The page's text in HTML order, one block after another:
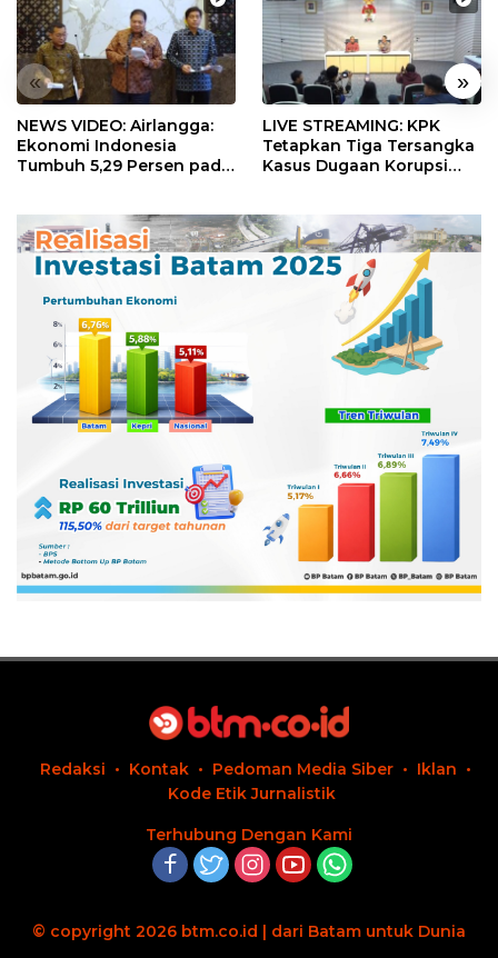
« »
NEWS VIDEO: Airlangga:
Ekonomi Indonesia
Tumbuh 5,29 Persen pada
LIVE STREAMING: KPK
Tetapkan Tiga Tersangka
Kasus Dugaan Korupsi
Redaksi Kontak Pedoman Media Siber
Iklan
Kode Etik Jurnalistik
Terhubung Dengan Kami
© copyright 2026 btm.co.id | dari Batam untuk Dunia